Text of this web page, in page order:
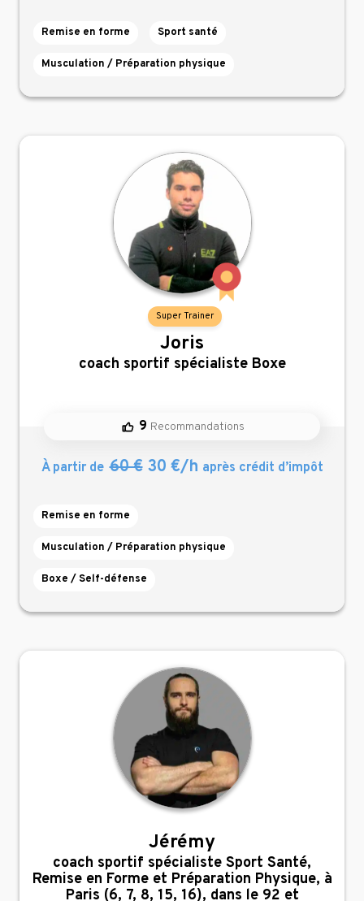
Remise en forme Sport santé
Musculation / Préparation physique
Super Trainer
Joris
,
coach sportif spécialiste Boxe
9 Recommandations
À partir de 60 €30 €/h après crédit d’impôt
Remise en forme
Musculation / Préparation physique
Boxe / Self-défense
Jérémy
,
coach sportif spécialiste Sport Santé,
Remise en Forme et Préparation Physique, à
Paris (6, 7, 8, 15, 16), dans le 92 et